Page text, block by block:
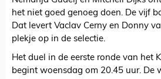
het niet goed genoeg doen. De vijf
Dat levert Vaclav Cerny en Donny
plekje op in de selectie.
Het duel in de eerste ronde van het
begint woensdag om 20.45 uur. De